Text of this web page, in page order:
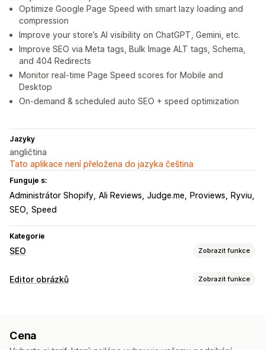
Optimize Google Page Speed with smart lazy loading and
compression
Improve your store’s AI visibility on ChatGPT, Gemini, etc.
Improve SEO via Meta tags, Bulk Image ALT tags, Schema,
and 404 Redirects
Monitor real-time Page Speed scores for Mobile and
Desktop
On-demand & scheduled auto SEO + speed optimization
Jazyky
angličtina
Tato aplikace není přeložena do jazyka čeština
Funguje s:
Administrátor Shopify Ali Reviews Judge.me Proviews
Ryviu
SEO Speed
Kategorie
SEO Zobrazit funkce
Nástroje SEO
Navigační drobečky
Editor obrázků Zobrazit funkce
Kontrola kvality
Cena